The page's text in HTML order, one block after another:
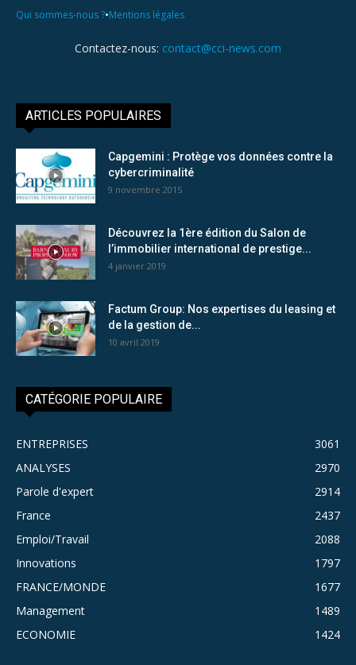
Qui sommes-nous ?•Mentions légales
Contactez-nous: contact@cci-news.com
ARTICLES POPULAIRES
Capgemini : Protège vos données contre la
cybercriminalité
9 novembre 2015
Découvrez la 1ère édition du Salon de
l’immobilier international de prestige...
4 janvier 2019
Factum Group: Nos expertises du leasing et
de la gestion de...
10 avril 2019
CATÉGORIE POPULAIRE
ENTREPRISES
3061
ANALYSES
2970
Parole d'expert
2914
France
2437
Emploi/Travail
2088
Innovations
1797
FRANCE/MONDE
1677
Management
1489
ECONOMIE
1424